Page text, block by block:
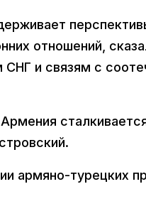
отношений,
и связям с
армяно-турецких